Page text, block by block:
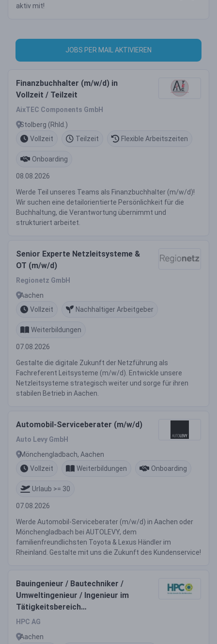
aktiv mit!
JOBS PER MAIL AKTIVIEREN
Finanzbuchhalter (m/w/d) in
Vollzeit / Teilzeit
AixTEC Components GmbH
Stolberg (Rhld.)
Vollzeit
Teilzeit Flexible Arbeitszeiten
Onboarding
08.08.2026
Werde Teil unseres Teams als Finanzbuchhalter (m/w/d)!
Wir suchen eine detailorientierte Persönlichkeit für die
Buchhaltung, die Verantwortung übernimmt und
strukturiert arbeitet.
Senior Experte Netzleitsysteme &
OT (m/w/d)
Regionetz GmbH
Aachen
Vollzeit
Nachhaltiger Arbeitgeber
Weiterbildungen
07.08.2026
Gestalte die digitale Zukunft der Netzführung als
Fachreferent Leitsysteme (m/w/d). Entwickle unsere
Netzleitsysteme strategisch weiter und sorge für ihren
stabilen Betrieb in Aachen.
Automobil-Serviceberater (m/w/d)
Auto Levy GmbH
Mönchengladbach, Aachen
Vollzeit
Weiterbildungen Onboarding
Urlaub >= 30
07.08.2026
Werde Automobil-Serviceberater (m/w/d) in Aachen oder
Mönchengladbach bei AUTOLEVY, dem
familienfreundlichsten Toyota & Lexus Händler im
Rheinland. Gestalte mit uns die Zukunft des Kundenservice!
Bauingenieur / Bautechniker /
Umweltingenieur / Ingenieur im
Tätigkeitsbereich
Stadtentwässerung,
Ausrüstung (m/w/d)
HPC AG
Aachen